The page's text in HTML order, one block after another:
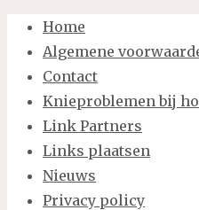
naar
inhoud
Home
Algemene
Contact
Knieproblemen bij
Link Partners
Links plaatsen
Nieuws
Privacy policy